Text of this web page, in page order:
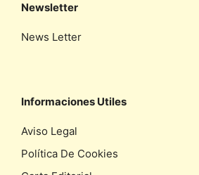
Newsletter
News Letter
Informaciones Utiles
Aviso Legal
Política De Cookies